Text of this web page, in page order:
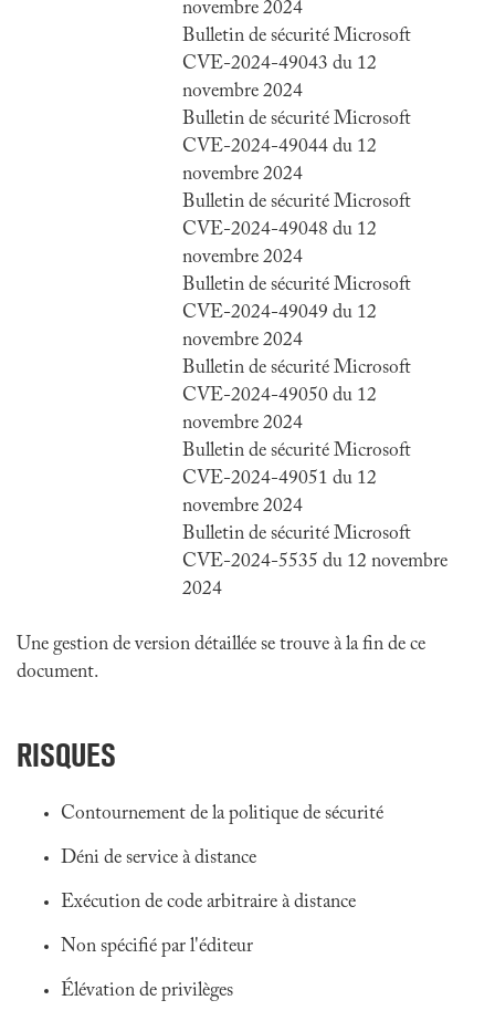
novembre 2024
Bulletin de sécurité Microsoft
CVE-2024-49043 du 12
novembre 2024
Bulletin de sécurité Microsoft
CVE-2024-49044 du 12
novembre 2024
Bulletin de sécurité Microsoft
CVE-2024-49048 du 12
novembre 2024
Bulletin de sécurité Microsoft
CVE-2024-49049 du 12
novembre 2024
Bulletin de sécurité Microsoft
CVE-2024-49050 du 12
novembre 2024
Bulletin de sécurité Microsoft
CVE-2024-49051 du 12
novembre 2024
Bulletin de sécurité Microsoft
CVE-2024-5535 du 12 novembre
2024
Une gestion de version détaillée se trouve à la fin de ce
document.
RISQUES
Contournement de la politique de sécurité
Déni de service à distance
Exécution de code arbitraire à distance
Non spécifié par l'éditeur
Élévation de privilèges